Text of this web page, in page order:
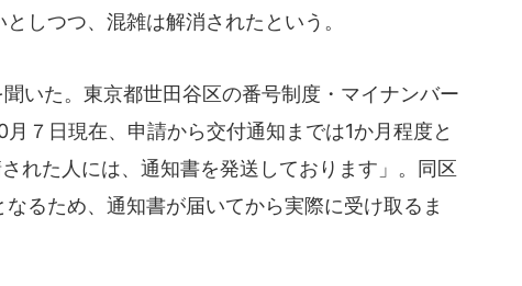
しつつ、混雑は解消されたという。
いた。東京都世田谷区の番号制度・マイナンバー
７日現在、申請から交付通知までは1か月程度と
れた人には、通知書を発送しております」。同区
るため、通知書が届いてから実際に受け取るま